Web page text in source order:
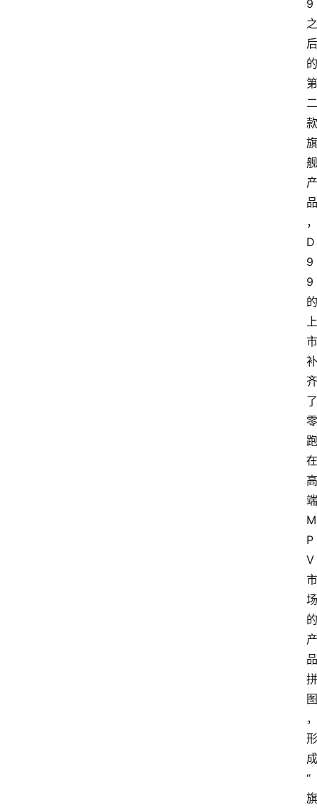
9
之
后
的
第
二
款
旗
舰
产
品
，
D
9
9
的
上
市
补
齐
了
零
跑
在
高
端
M
P
V
市
场
的
产
品
拼
图
，
形
成
“
旗